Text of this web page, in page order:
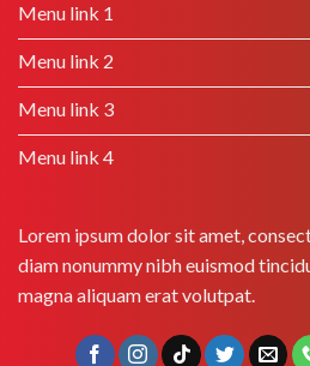
Menu link 1
Menu link 2
Menu link 3
Menu link 4
Lorem ipsum dolor sit amet,
diam nonummy nibh euismod
magna aliquam erat volutpat.